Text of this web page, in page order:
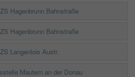
Hagenbrunn Bahnstraße
Hagenbrunn Bahnstraße
Langenlois Austr.
Mautern an der Donau